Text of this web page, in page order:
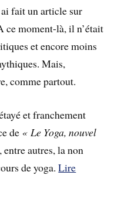
fait un article sur
ce moment-là, il n’était
et encore moins
Mais,
comme partout.
et franchement
de « Le Yoga, nouvel
autres, la non
de yoga.Lire